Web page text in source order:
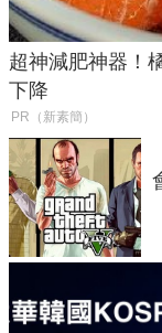
超神減肥神器！
下降
PR（新素簡）